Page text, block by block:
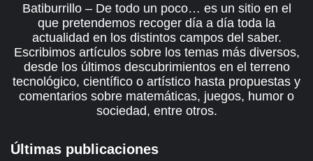
Batiburrillo – De todo un poco… es un sitio en el
que pretendemos recoger día a día toda la
actualidad en los distintos campos del saber.
Escribimos artículos sobre los temas más diversos,
desde los últimos descubrimientos en el terreno
tecnológico, científico o artístico hasta propuestas y
comentarios sobre matemáticas, juegos, humor o
sociedad, entre otros.
Últimas publicaciones